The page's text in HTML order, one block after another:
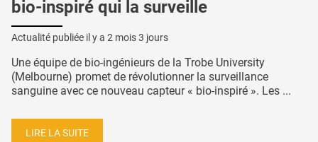
bio-inspiré qui la surveille
Actualité publiée il y a 2 mois 3 jours
Une équipe de bio-ingénieurs de la Trobe University
(Melbourne) promet de révolutionner la surveillance
sanguine avec ce nouveau capteur « bio-inspiré ». Les ...
LIRE LA SUITE